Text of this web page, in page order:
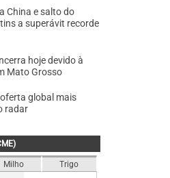
China e salto do
a superávit recorde
hoje devido à
Mato Grosso
global mais
radar
Milho
Trigo